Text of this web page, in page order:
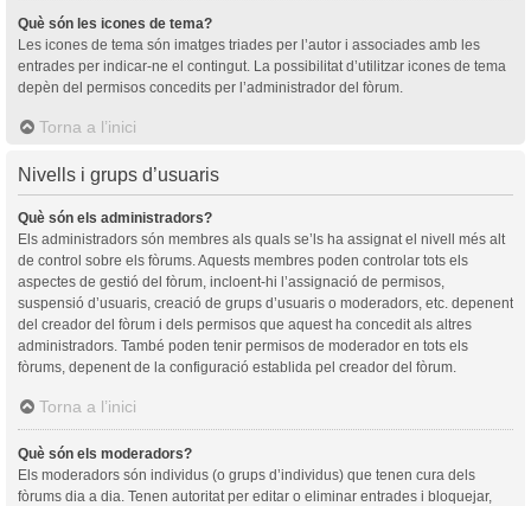
Què són les icones de tema?
Les icones de tema són imatges triades per l’autor i associades amb les
entrades per indicar-ne el contingut. La possibilitat d’utilitzar icones de tema
depèn del permisos concedits per l’administrador del fòrum.
Torna a l’inici
Nivells i grups d’usuaris
Què són els administradors?
Els administradors són membres als quals se’ls ha assignat el nivell més alt
de control sobre els fòrums. Aquests membres poden controlar tots els
aspectes de gestió del fòrum, incloent-hi l’assignació de permisos,
suspensió d’usuaris, creació de grups d’usuaris o moderadors, etc. depenent
del creador del fòrum i dels permisos que aquest ha concedit als altres
administradors. També poden tenir permisos de moderador en tots els
fòrums, depenent de la configuració establida pel creador del fòrum.
Torna a l’inici
Què són els moderadors?
Els moderadors són individus (o grups d’individus) que tenen cura dels
fòrums dia a dia. Tenen autoritat per editar o eliminar entrades i bloquejar,